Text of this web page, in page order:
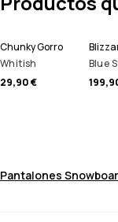
Chunky Gorro
Whitish
29,90 €
Blue
Pantalones